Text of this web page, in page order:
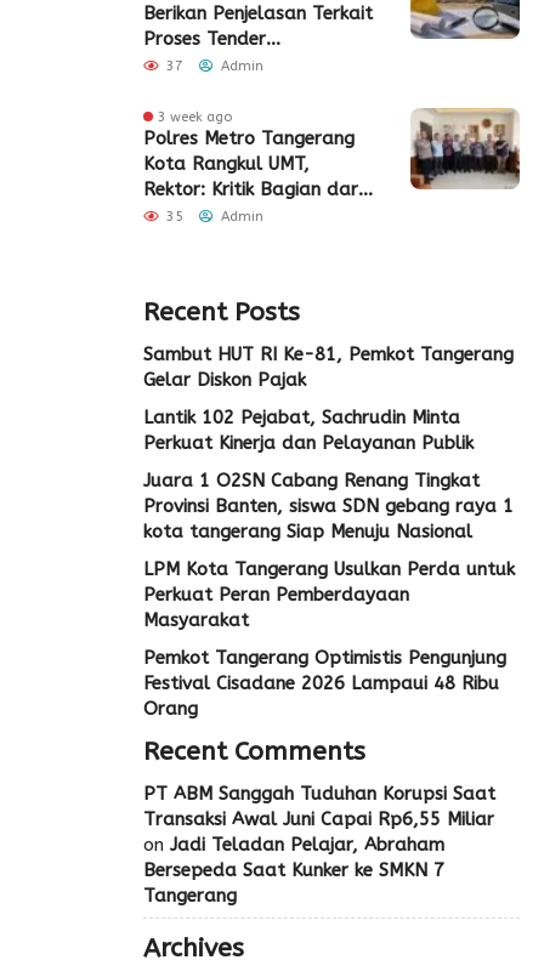
Berikan Penjelasan Terkait
Proses Tender
Pembangunan Eks Pabrik
37 Admin
3 week ago
Polres Metro Tangerang
Kota Rangkul UMT,
Rektor: Kritik Bagian dari
Demokrasi
35 Admin
Recent Posts
Sambut HUT RI Ke-81, Pemkot Tangerang
Gelar Diskon Pajak
Lantik 102 Pejabat, Sachrudin Minta
Perkuat Kinerja dan Pelayanan Publik
Juara 1 O2SN Cabang Renang Tingkat
Provinsi Banten, siswa SDN gebang raya 1
kota tangerang Siap Menuju Nasional
LPM Kota Tangerang Usulkan Perda untuk
Perkuat Peran Pemberdayaan
Masyarakat
Pemkot Tangerang Optimistis Pengunjung
Festival Cisadane 2026 Lampaui 48 Ribu
Orang
Recent Comments
PT ABM Sanggah Tuduhan Korupsi Saat
Transaksi Awal Juni Capai Rp6,55 Miliar
on Jadi Teladan Pelajar, Abraham
Bersepeda Saat Kunker ke SMKN 7
Tangerang
Archives